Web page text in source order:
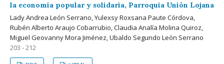
la economía popular y solidaria, Parroquia Unión Lojana
Lady Andrea León Serrano, Yulexsy Roxsana Paute Córdova,
Rubén Alberto Araujo Cobarrubio, Claudia Analía Molina Quiroz,
Miguel Geovanny Mora Jiménez, Ubaldo Segundo León Serrano
203 - 212